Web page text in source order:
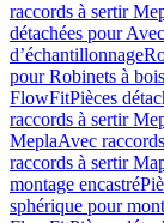
raccords à sertir
détachées pour
d’échantillonnage
pour Robinets à
FlowFitPièces
raccords à sertir
MeplaAvec
raccords à sertir
montage encastré
sphérique pour